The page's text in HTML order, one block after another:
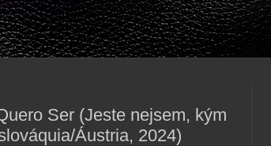
Ser (Jeste nejsem, kým
Áustria, 2024)